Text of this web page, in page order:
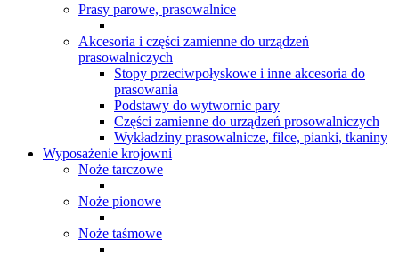
Prasy parowe, prasowalnice
Akcesoria i części zamienne do urządzeń
prasowalniczych
Stopy przeciwpołyskowe i inne akcesoria do
prasowania
Podstawy do wytwornic pary
Części zamienne do urządzeń prosowalniczych
Wykładziny prasowalnicze, filce, pianki, tkaniny
Wyposażenie krojowni
Noże tarczowe
Noże pionowe
Noże taśmowe